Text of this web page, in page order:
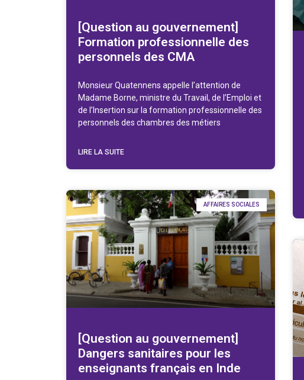
[Question au gouvernement]
Formation professionnelle des
personnels des CMA
Monsieur Quatennens appelle l’attention de
Madame Borne, ministre du Travail, de l’Emploi et
de l’Insertion sur la formation professionnelle des
personnels des chambres des métiers
LIRE LA SUITE
AFFAIRES SOCIALES
[Question au gouvernement]
Dangers sanitaires pour les
enseignants français en Inde